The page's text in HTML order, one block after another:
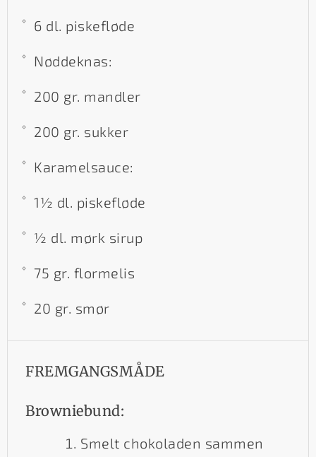
6 dl. piskefløde
Nøddeknas:
200 gr. mandler
200 gr. sukker
Karamelsauce:
1½ dl. piskefløde
½ dl. mørk sirup
75 gr. flormelis
20 gr. smør
FREMGANGSMÅDE
Browniebund:
Smelt chokoladen sammen